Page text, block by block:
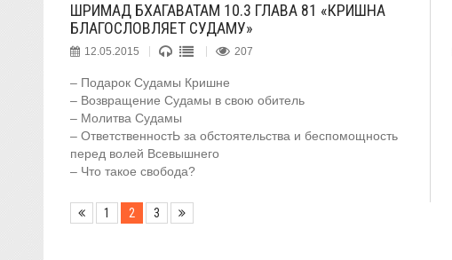
ШРИМАД БХАГАВАТАМ 10.3 ГЛАВА 81 «КРИШНА
БЛАГОСЛОВЛЯЕТ СУДАМУ»
12.05.2015 207
– Подарок Судамы Кришне
– Возвращение Судамы в свою обитель
– Молитва Судамы
– ОтветственностЬ за обстоятельства и беспомощность
перед волей Всевышнего
– Что такое свобода?
1 2 3